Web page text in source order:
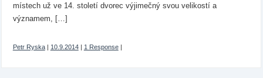
místech už ve 14. století dvorec výjimečný svou velikostí a
významem, […]
Petr Ryska| 10.9.2014| 1 Response|